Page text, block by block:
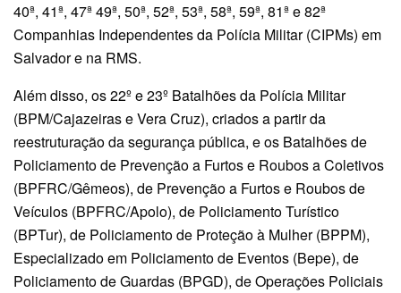
40ª, 41ª, 47ª 49ª, 50ª, 52ª, 53ª, 58ª, 59ª, 81ª e 82ª
Companhias Independentes da Polícia Militar (CIPMs) em
Salvador e na RMS.
Além disso, os 22º e 23º Batalhões da Polícia Militar
(BPM/Cajazeiras e Vera Cruz), criados a partir da
reestruturação da segurança pública, e os Batalhões de
Policiamento de Prevenção a Furtos e Roubos a Coletivos
(BPFRC/Gêmeos), de Prevenção a Furtos e Roubos de
Veículos (BPFRC/Apolo), de Policiamento Turístico
(BPTur), de Policiamento de Proteção à Mulher (BPPM),
Especializado em Policiamento de Eventos (Bepe), de
Policiamento de Guardas (BPGD), de Operações Policiais